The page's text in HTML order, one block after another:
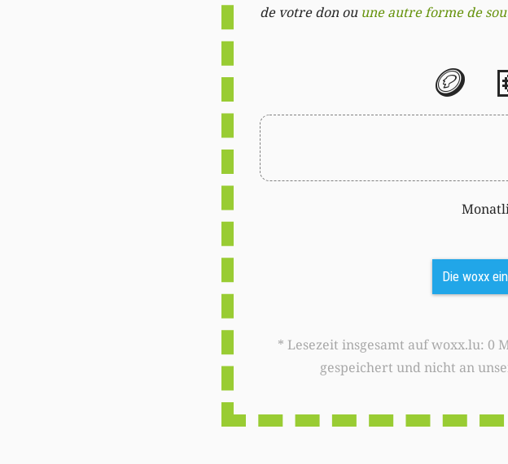
de votre don ou une autre forme de
🪙
Die woxx
* Lesezeit insgesamt auf woxx.lu: 0 Minute. Diese Daten werden nur in Ihrem Browser
gespeichert und nicht an